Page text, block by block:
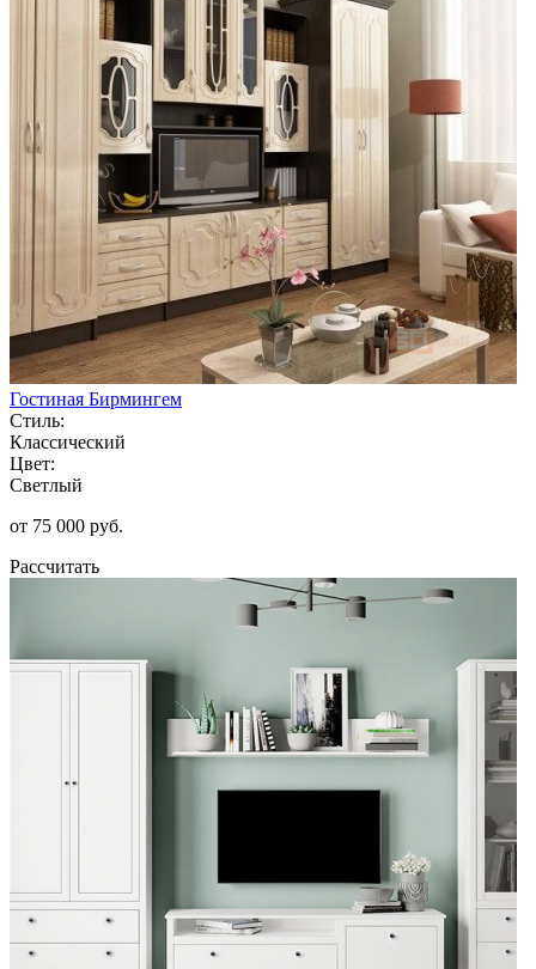
Гостиная Бирмингем
Стиль:
Классический
Цвет:
Светлый
от 75 000 руб.
Рассчитать